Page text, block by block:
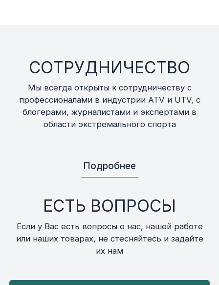
СОТРУДНИЧЕСТВО
Мы всегда открыты к сотрудничеству с
профессионалами в индустрии ATV и UTV, с
блогерами, журналистами и экспертами в
области экстремального спорта
Подробнее
ЕСТЬ ВОПРОСЫ
Если у Вас есть вопросы о нас, нашей работе
или наших товарах, не стесняйтесь и задайте
их нам